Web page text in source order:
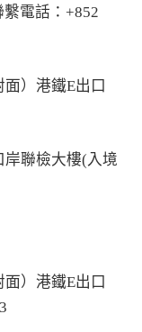
電話：+852
）港鐵E出口
聯檢大樓(入境
）港鐵E出口